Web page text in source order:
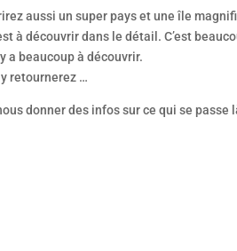
aussi un super pays et une île
à découvrir dans le détail. C’est
a beaucoup à découvrir.
y retournerez …
donner des infos sur ce qui se passe